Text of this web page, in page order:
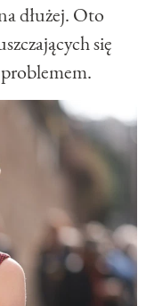
dłużej. Oto
się